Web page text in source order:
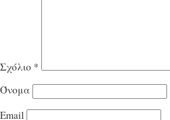
Σχόλιο *
Όνομα
Email